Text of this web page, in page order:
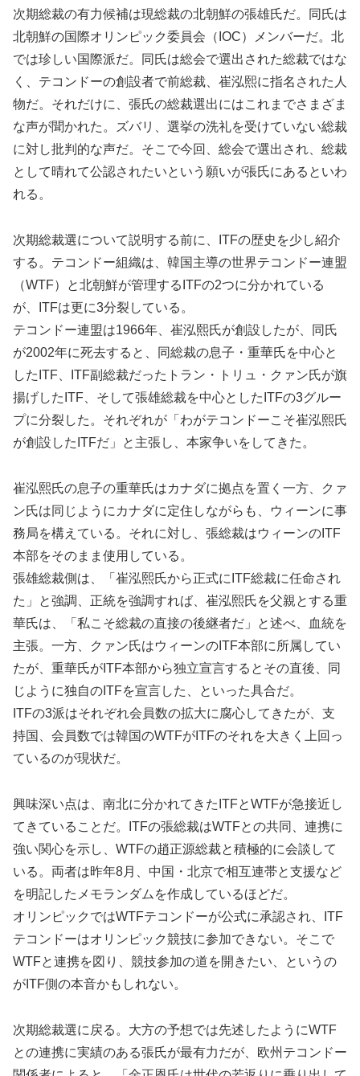
次期総裁の有力候補は現総裁の北朝鮮の張雄氏だ。同氏は
北朝鮮の国際オリンピック委員会（IOC）メンバーだ。北
では珍しい国際派だ。同氏は総会で選出された総裁ではな
く、テコンドーの創設者で前総裁、崔泓熙に指名された人
物だ。それだけに、張氏の総裁選出にはこれまでさまざま
な声が聞かれた。ズバリ、選挙の洗礼を受けていない総裁
に対し批判的な声だ。そこで今回、総会で選出され、総裁
として晴れて公認されたいという願いが張氏にあるといわ
れる。
次期総裁選について説明する前に、ITFの歴史を少し紹介
する。テコンドー組織は、韓国主導の世界テコンドー連盟
（WTF）と北朝鮮が管理するITFの2つに分かれている
が、ITFは更に3分裂している。
テコンドー連盟は1966年、崔泓熙氏が創設したが、同氏
が2002年に死去すると、同総裁の息子・重華氏を中心と
したITF、ITF副総裁だったトラン・トリュ・クァン氏が旗
揚げしたITF、そして張雄総裁を中心としたITFの3グルー
プに分裂した。それぞれが「わがテコンドーこそ崔泓熙氏
が創設したITFだ」と主張し、本家争いをしてきた。
崔泓熙氏の息子の重華氏はカナダに拠点を置く一方、クァ
ン氏は同じようにカナダに定住しながらも、ウィーンに事
務局を構えている。それに対し、張総裁はウィーンのITF
本部をそのまま使用している。
張雄総裁側は、「崔泓熙氏から正式にITF総裁に任命され
た」と強調、正統を強調すれば、崔泓熙氏を父親とする重
華氏は、「私こそ総裁の直接の後継者だ」と述べ、血統を
主張。一方、クァン氏はウィーンのITF本部に所属してい
たが、重華氏がITF本部から独立宣言するとその直後、同
じように独自のITFを宣言した、といった具合だ。
ITFの3派はそれぞれ会員数の拡大に腐心してきたが、支
持国、会員数では韓国のWTFがITFのそれを大きく上回っ
ているのが現状だ。
興味深い点は、南北に分かれてきたITFとWTFが急接近し
てきていることだ。ITFの張総裁はWTFとの共同、連携に
強い関心を示し、WTFの趙正源総裁と積極的に会談して
いる。両者は昨年8月、中国・北京で相互連帯と支援など
を明記したメモランダムを作成しているほどだ。
オリンピックではWTFテコンドーが公式に承認され、ITF
テコンドーはオリンピック競技に参加できない。そこで
WTFと連携を図り、競技参加の道を開きたい、というの
がITF側の本音かもしれない。
次期総裁選に戻る。大方の予想では先述したようにWTF
との連携に実績のある張氏が最有力だが、欧州テコンドー